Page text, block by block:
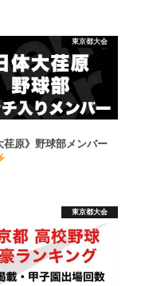
東京都大会
荏原》野球部メンバー
東京都大会